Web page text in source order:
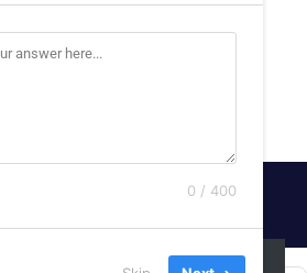
SUSCRIBIRSE
0 / 400